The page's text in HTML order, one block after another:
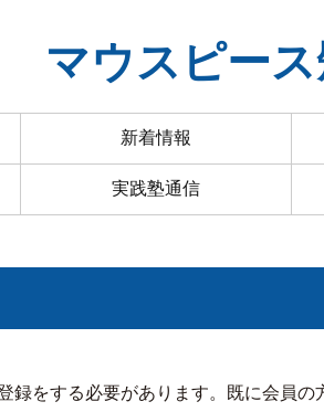
マウスピー
新着情報
実践塾通信
録をする必要があります。既に会員の